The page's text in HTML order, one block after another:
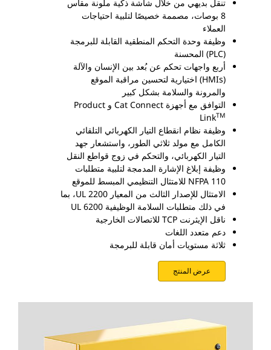
تنقل بديهي من خلال شاشة ذكية ملونة مقاس
8 بوصات، مصممة خصيصًا لتلبية احتياجات
العملاء
وظيفة وحدة التحكم المنطقية القابلة للبرمجة
(PLC) المحسنة
أربع واجهات تحكم عن بُعد بين الإنسان والآلة
(HMIs) اختيارية لتحسين مراقبة الموقع
والمرونة والسلامة بشكل كبير
التوافق مع أجهزة Cat Connect و Product
LinkTM
وظيفة نظام انقطاع التيار الكهربائي التلقائي
الكامل مع مولد ثلاثي الطور، واستشعار جهد
التيار الكهربائي، والتحكم في زوج قواطع النقل
وظيفة إبلاغ الإشارة المدمجة لتلبية متطلبات
NFPA 110 للامتثال التنظيمي المبسط للموقع
الامتثال للإصدار الثالث من المعيار UL 2200، بما
في ذلك متطلبات السلامة الوظيفية UL 6200‏
ناقل الإيثرنت TCP للاتصالات الخارجية
دعم متعدد اللغات
ثلاثة مستويات أمان قابلة للبرمجة
عرض المنتج